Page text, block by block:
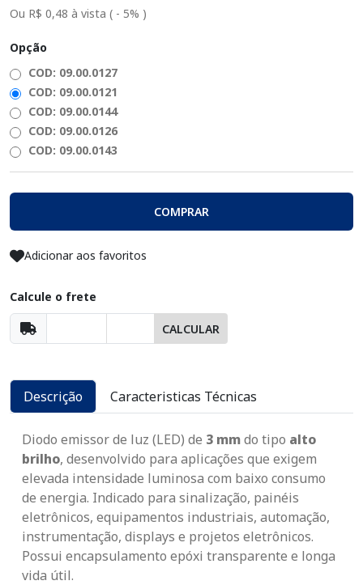
Ou R$ 0,48 à vista ( - 5% )
Opção
COD: 09.00.0127
COD: 09.00.0121
COD: 09.00.0144
COD: 09.00.0126
COD: 09.00.0143
COMPRAR
Adicionar aos favoritos
Calcule o frete
CALCULAR
Descrição Caracteristicas Técnicas
Diodo emissor de luz (LED) de 3 mmdo tipo alto
brilho, desenvolvido para aplicações que exigem
elevada intensidade luminosa com baixo consumo
de energia. Indicado para sinalização, painéis
eletrônicos, equipamentos industriais, automação,
instrumentação, displays e projetos eletrônicos.
Possui encapsulamento epóxi transparente e longa
vida útil.